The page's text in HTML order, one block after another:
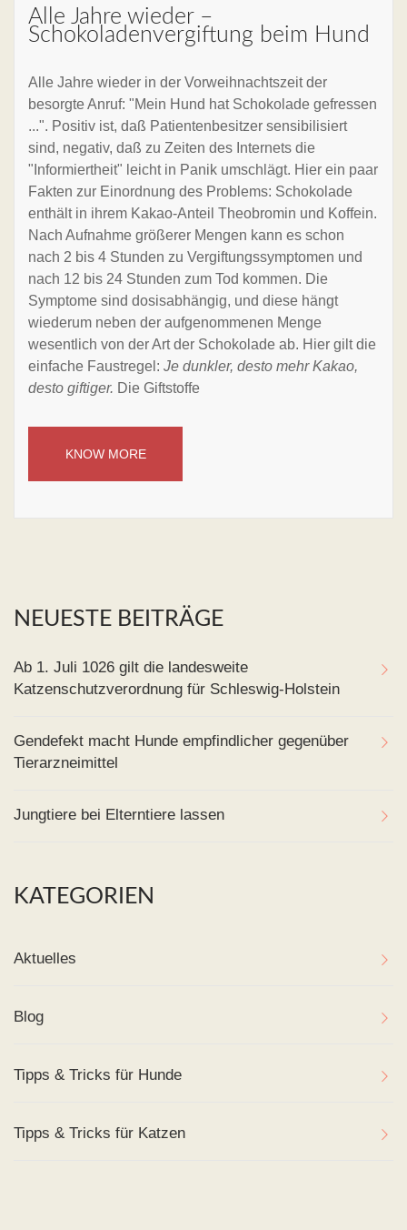
Alle Jahre wieder –
Schokoladenvergiftung beim Hund
Alle Jahre wieder in der Vorweihnachtszeit der
besorgte Anruf: "Mein Hund hat Schokolade gefressen
...". Positiv ist, daß Patientenbesitzer sensibilisiert
sind, negativ, daß zu Zeiten des Internets die
"Informiertheit" leicht in Panik umschlägt. Hier ein paar
Fakten zur Einordnung des Problems: Schokolade
enthält in ihrem Kakao-Anteil Theobromin und Koffein.
Nach Aufnahme größerer Mengen kann es schon
nach 2 bis 4 Stunden zu Vergiftungssymptomen und
nach 12 bis 24 Stunden zum Tod kommen. Die
Symptome sind dosisabhängig, und diese hängt
wiederum neben der aufgenommenen Menge
wesentlich von der Art der Schokolade ab. Hier gilt die
einfache Faustregel: Je dunkler, desto mehr Kakao,
desto giftiger. Die Giftstoffe
KNOW MORE
NEUESTE BEITRÄGE
Ab 1. Juli 1026 gilt die landesweite
Katzenschutzverordnung für Schleswig-Holstein
Gendefekt macht Hunde empfindlicher gegenüber
Tierarzneimittel
Jungtiere bei Elterntiere lassen
KATEGORIEN
Aktuelles
Blog
Tipps & Tricks für Hunde
Tipps & Tricks für Katzen